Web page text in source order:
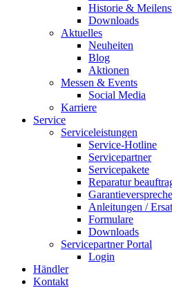
Historie &
Downloads
Aktuelles
Neuheiten
Blog
Aktionen
Messen & Events
Social Media
Karriere
Service
Serviceleistungen
Service-Hotline
Servicepartner
Servicepakete
Reparatur
Anleitungen /
Formulare
Downloads
Servicepartner Portal
Login
Händler
Kontakt